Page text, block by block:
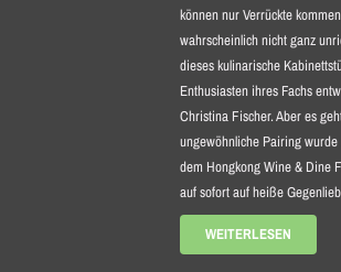
können nur Verrückte
wahrscheinlich nicht ganz
dieses kulinarische
Enthusiasten ihres Fachs
Christina Fischer. Aber es
ungewöhnliche Pairing wurde
dem Hongkong Wine & Dine
auf sofort auf heiße
WEITERLESEN